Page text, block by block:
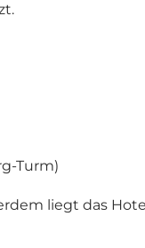
Turm)
liegt das